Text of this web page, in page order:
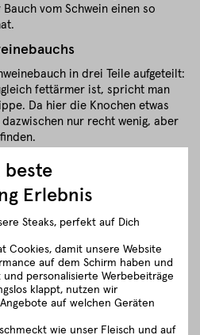
vom Schwein einen so
in drei Teile aufgeteilt:
fettärmer ist, spricht man
Da hier die Knochen etwas
nur recht wenig, aber
ihn kennen, wird aus dem
Drittel gewonnen. Das Fleisch
Fettgehalt von bis zu 30 %.
rechteckig und das Fleisch
Der hintere Teil wird auch als
werden vor allem
schließen
beste
Erlebnis
Steaks, perfekt auf Dich
Cookies, damit unsere Website
auf dem Schirm haben und
personalisierte Werbebeiträge
klappt, nutzen wir
auf welchen Geräten
wie unser Fleisch und auf